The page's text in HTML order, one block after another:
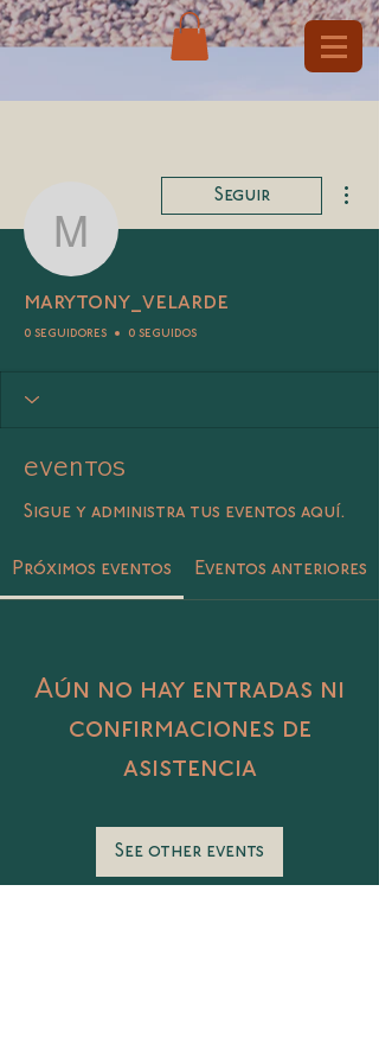
Seguir
marytony_velarde
0 seguidores 0 seguidos
Eventos
Sigue y administra tus eventos aquí.
Próximos eventos Eventos anteriores
Aún no hay entradas ni
confirmaciones de
asistencia
See other events